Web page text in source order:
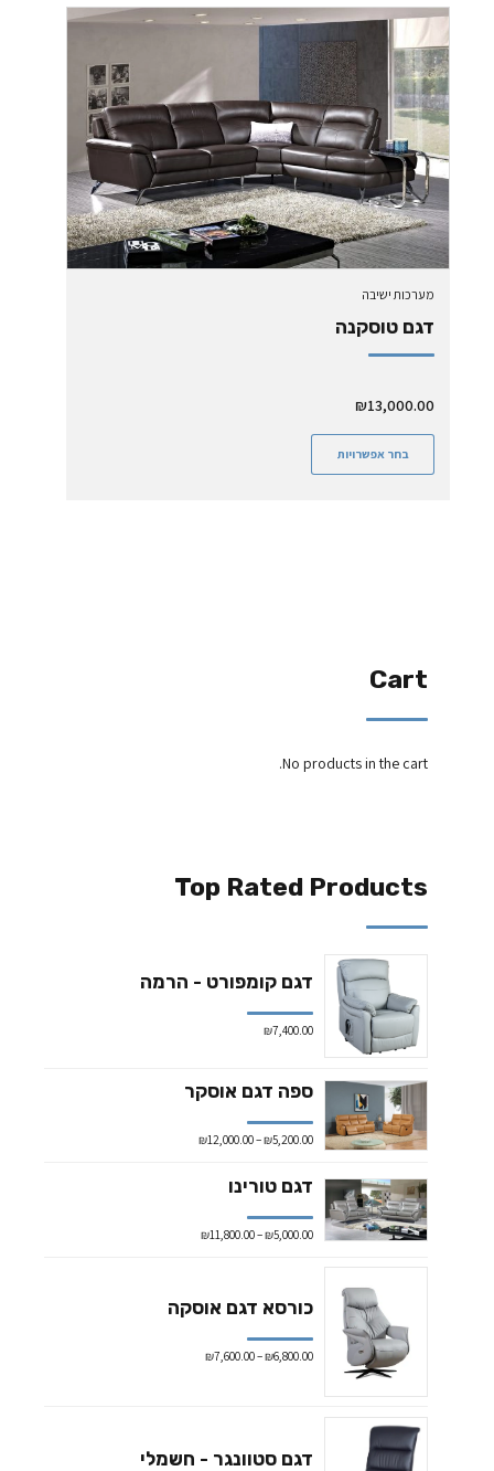
מערכות ישיבה
דגם טוסקנה
₪13,000.00
בחר אפשרויות
Cart
No products in the cart.
Top Rated Products
דגם קומפורט - הרמה
₪7,400.00
ספה דגם אוסקר
₪5,200.00
–
₪12,000.00
דגם טורינו
₪5,000.00
–
₪11,800.00
כורסא דגם אוסקה
₪6,800.00
–
₪7,600.00
דגם סטוונגר - חשמלי